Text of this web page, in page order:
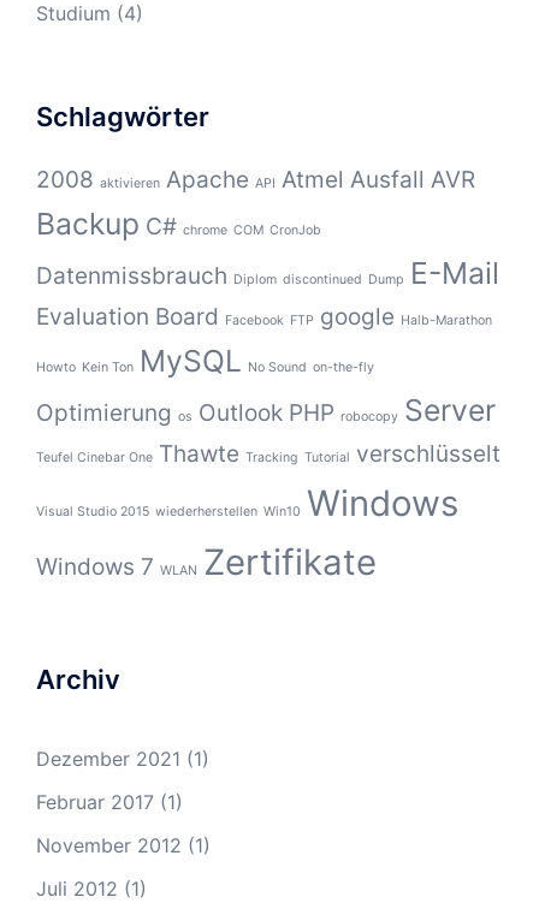
Studium (4)
Schlagwörter
2008 aktivieren Apache API Atmel Ausfall AVR
Backup C# chrome COM CronJob
Datenmissbrauch Diplom discontinued Dump E-Mail
Evaluation Board Facebook FTP google Halb-Marathon
Howto Kein Ton MySQL No Sound on-the-fly
Optimierung os Outlook PHP robocopy Server
Teufel Cinebar One Thawte Tracking Tutorial verschlüsselt
Visual Studio 2015 wiederherstellen Win10 Windows
Windows 7 WLAN Zertifikate
Archiv
Dezember 2021 (1)
Februar 2017 (1)
November 2012 (1)
Juli 2012 (1)